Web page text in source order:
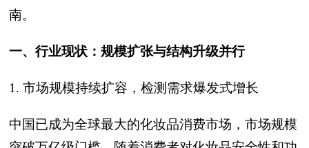
南。
一、行业现状：规模扩张与结构升级并行
1. 市场规模持续扩容，检测需求爆发式增长
中国已成为全球最大的化妆品消费市场，市场规模